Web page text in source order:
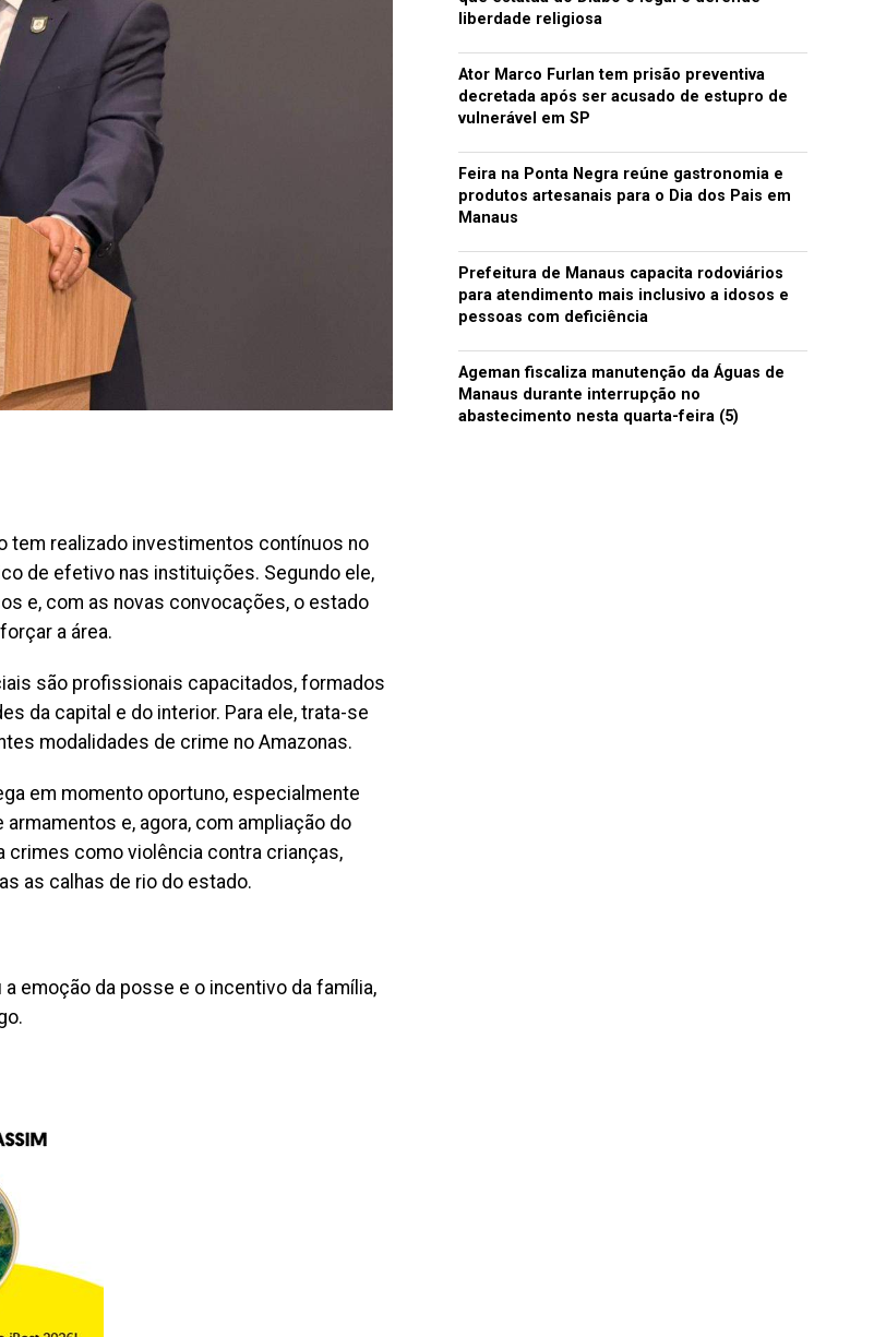
tem realizado investimentos contínuos no
de efetivo nas instituições. Segundo ele,
e, com as novas convocações, o estado
a área.
são profissionais capacitados, formados
da capital e do interior. Para ele, trata-se
modalidades de crime no Amazonas.
em momento oportuno, especialmente
e, agora, com ampliação do
crimes como violência contra crianças,
as calhas de rio do estado.
emoção da posse e o incentivo da família,
liberdade religiosa
Ator Marco Furlan tem prisão preventiva
decretada após ser acusado de estupro de
vulnerável em SP
Feira na Ponta Negra reúne gastronomia e
produtos artesanais para o Dia dos Pais em
Manaus
Prefeitura de Manaus capacita rodoviários
para atendimento mais inclusivo a idosos e
pessoas com deficiência
Ageman fiscaliza manutenção da Águas de
Manaus durante interrupção no
abastecimento nesta quarta-feira (5)